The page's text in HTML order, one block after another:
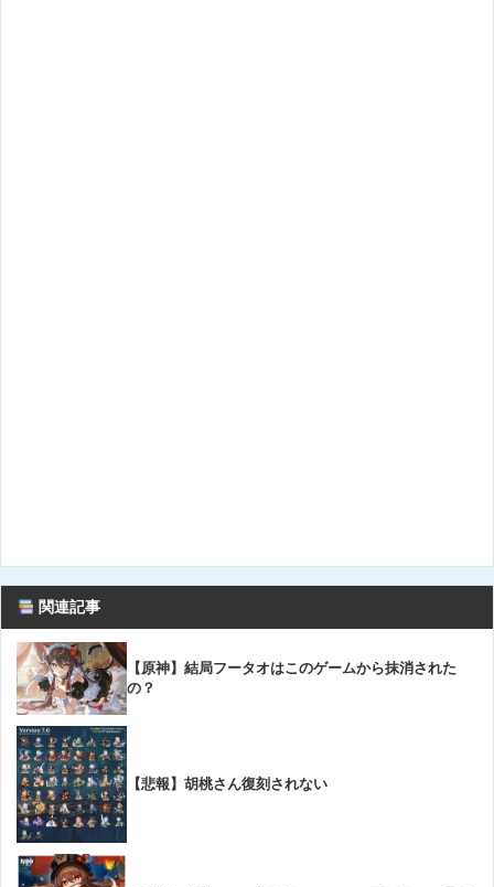
関連記事
【原神】結局フータオはこのゲームから抹消された
の？
【悲報】胡桃さん復刻されない